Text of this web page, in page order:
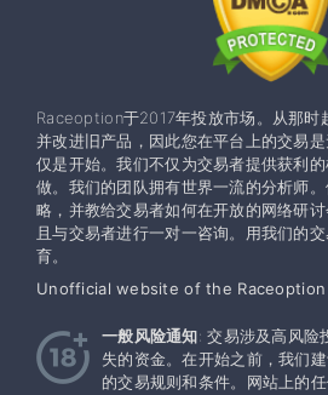
Raceoption于2017年投放市场。从那时
并改进旧产品，因此您在平台上的交易
仅是开始。我们不仅为交易者提供获利
做。我们的团队拥有世界一流的分析师
略，并教给交易者如何在开放的网络研
且与交易者进行一对一咨询。用我们的
育。
Unofficial website of the Raceoption
一般风险通知: 交易涉及高风险
失的资金。在开始之前，我们
的交易规则和条件。网站上的